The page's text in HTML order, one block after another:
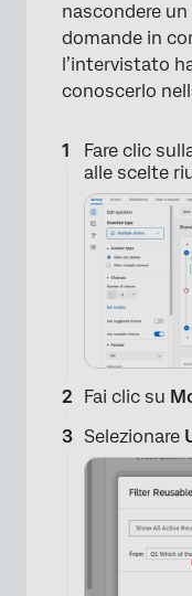
nascondere
domande in
l’intervistato
conoscerlo
Fare clic
alle scelte
Fai clic su
Selezionare